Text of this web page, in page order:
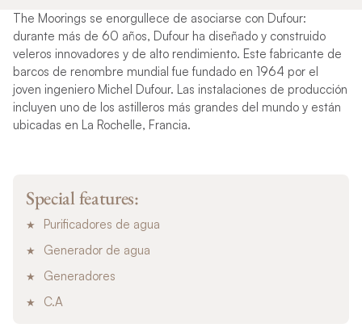
The Moorings se enorgullece de asociarse con Dufour:
durante más de 60 años, Dufour ha diseñado y construido
veleros innovadores y de alto rendimiento. Este fabricante de
barcos de renombre mundial fue fundado en 1964 por el
joven ingeniero Michel Dufour. Las instalaciones de producción
incluyen uno de los astilleros más grandes del mundo y están
ubicadas en La Rochelle, Francia.
Special features:
Purificadores de agua
Generador de agua
Generadores
C.A